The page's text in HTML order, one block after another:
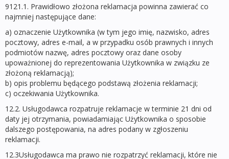
9121.1. Prawidłowo złożona reklamacja powinna zawierać co
najmniej następujące dane:
a) oznaczenie Użytkownika (w tym jego imię, nazwisko, adres
pocztowy, adres e-mail, a w przypadku osób prawnych i innych
podmiotów nazwę, adres pocztowy oraz dane osoby
upoważnionej do reprezentowania Użytkownika w związku ze
złożoną reklamacją);
b) opis problemu będącego podstawą złożenia reklamacji;
c) oczekiwania Użytkownika.
12.2. Usługodawca rozpatruje reklamacje w terminie 21 dni od
daty jej otrzymania, powiadamiając Użytkownika o sposobie
dalszego postępowania, na adres podany w zgłoszeniu
reklamacji.
12.3Usługodawca ma prawo nie rozpatrzyć reklamacji, które nie